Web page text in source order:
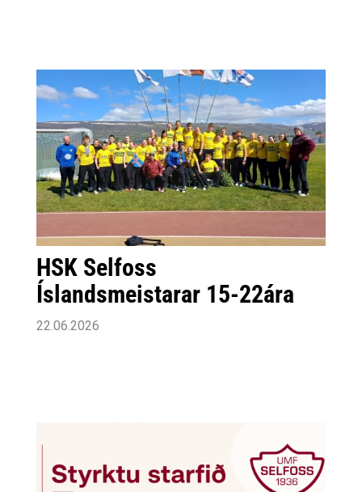
HSK Selfoss
Íslandsmeistarar 15-22ára
22.06.2026